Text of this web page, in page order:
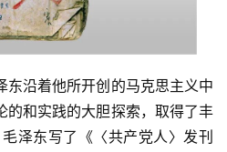
东沿着他所开创的马克思主义中
的和实践的大胆探索，取得了丰
泽东写了《〈共产党人〉发刊